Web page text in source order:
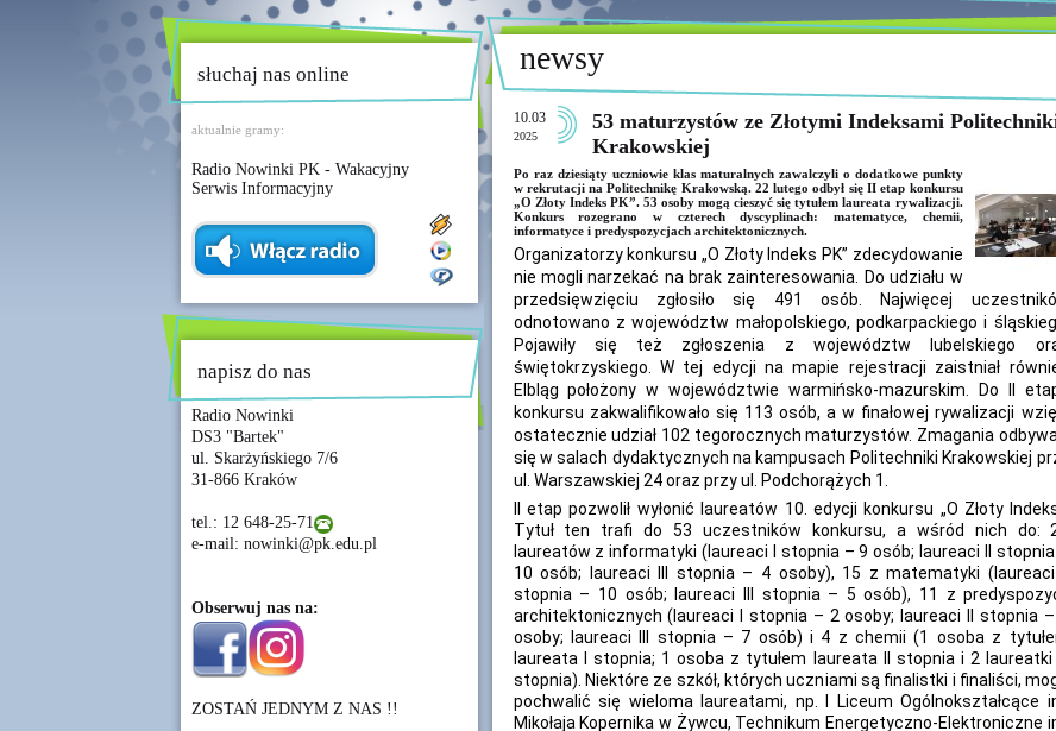
słuchaj nas online
aktualnie gramy:
Radio Nowinki PK - Wakacyjny
Serwis Informacyjny
napisz do nas
Radio Nowinki
DS3 "Bartek"
ul. Skarżyńskiego 7/6
31-866 Kraków
tel.: 12 648-25-71
e-mail: nowinki@pk.edu.pl
Obserwuj nas na:
ZOSTAŃ JEDNYM Z NAS !!
newsy
10.03
2025
53 maturzystów ze Złotymi Indeksami
Krakowskiej
Po raz dziesiąty uczniowie klas maturalnych zawalczyli o dodatkowe punkty
w rekrutacji na Politechnikę Krakowską. 22 lutego odbył się II etap konkursu
„O Złoty Indeks PK”. 53 osoby mogą cieszyć się tytułem laureata rywalizacji.
Konkurs rozegrano w czterech dyscyplinach: matematyce, chemii,
informatyce i predyspozycjach architektonicznych.
Organizatorzy konkursu „O Złoty Indeks PK” zdecydowanie
nie mogli narzekać na brak zainteresowania. Do udziału w
przedsięwzięciu zgłosiło się 491 osób. Najwięcej
odnotowano z województw małopolskiego, podkarpackiego i
Pojawiły się też zgłoszenia z województw lubelskiego
świętokrzyskiego. W tej edycji na mapie rejestracji zaistniał
Elbląg położony w województwie warmińsko-mazurskim. Do II
konkursu zakwalifikowało się 113 osób, a w finałowej rywalizacji
ostatecznie udział 102 tegorocznych maturzystów. Zmagania
się w salach dydaktycznych na kampusach Politechniki Krakowskiej
ul. Warszawskiej 24 oraz przy ul. Podchorążych 1.
II etap pozwolił wyłonić laureatów 10. edycji konkursu „O Złoty
Tytuł ten trafi do 53 uczestników konkursu, a wśród nich do:
laureatów z informatyki (laureaci I stopnia – 9 osób; laureaci II
10 osób; laureaci III stopnia – 4 osoby), 15 z matematyki (laureaci
stopnia – 10 osób; laureaci III stopnia – 5 osób), 11 z
architektonicznych (laureaci I stopnia – 2 osoby; laureaci II stopnia
osoby; laureaci III stopnia – 7 osób) i 4 z chemii (1 osoba z
laureata I stopnia; 1 osoba z tytułem laureata II stopnia i 2 laureatki
stopnia). Niektóre ze szkół, których uczniami są finalistki i finaliści,
pochwalić się wieloma laureatami, np. I Liceum Ogólnokształcące
Mikołaja Kopernika w Żywcu, Technikum Energetyczno-Elektroniczne